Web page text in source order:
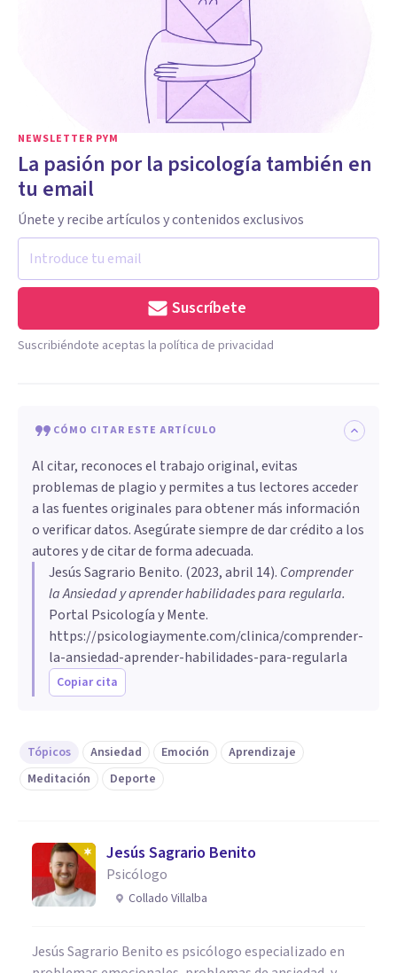
NEWSLETTER PYM
La pasión por la psicología también en
tu email
Únete y recibe artículos y contenidos exclusivos
Suscríbete
Suscribiéndote aceptas la política de privacidad
CÓMO CITAR ESTE ARTÍCULO
Al citar, reconoces el trabajo original, evitas
problemas de plagio y permites a tus lectores acceder
a las fuentes originales para obtener más información
o verificar datos. Asegúrate siempre de dar crédito a los
autores y de citar de forma adecuada.
Jesús Sagrario Benito. (2023, abril 14). Comprender
la Ansiedad y aprender habilidades para regularla.
Portal Psicología y Mente.
https://psicologiaymente.com/clinica/comprender-
la-ansiedad-aprender-habilidades-para-regularla
Copiar cita
Tópicos Ansiedad Emoción
Aprendizaje
Meditación
Deporte
Jesús Sagrario Benito
Psicólogo
Collado Villalba
Jesús Sagrario Benito es psicólogo especializado en